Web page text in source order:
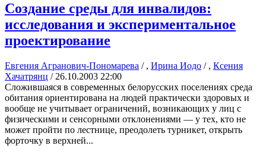
Создание среды для инвалидов:
исследования и экспериментальное
проектирование
Евгения Агранович-Пономарева / , Ирина Иодо / , Ксения
Хачатрянц / 26.10.2003 22:00
Сложившаяся в современных белорусских поселениях среда
обитания ориентирована на людей практически здоровых и
вообще не учитывает ограничений, возникающих у лиц с
физическими и сенсорными отклонениями — у тех, кто не
может пройти по лестнице, преодолеть турникет, открыть
форточку в верхней...